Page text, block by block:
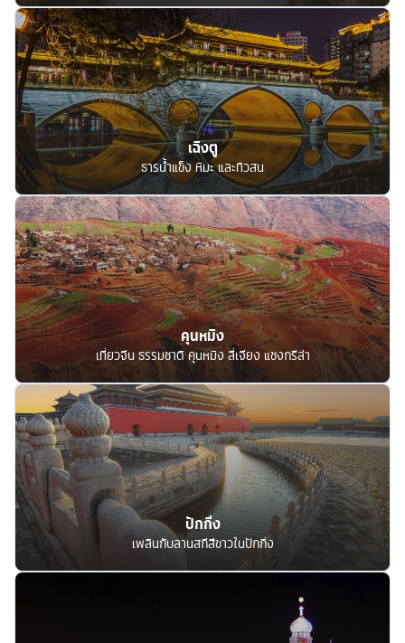
เฉิงตู
ธารน้ำแข็ง หิมะ และทิวสน
คุนหมิง
เที่ยวจีน ธรรมชาติ คุนหมิง ลี่เจียง แชงกรีล่า
ปักกิ่ง
เพลินกับลานสกีสีขาวในปักกิ่ง